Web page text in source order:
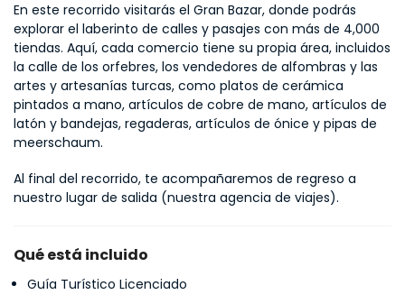
En este recorrido visitarás el Gran Bazar, donde podrás
explorar el laberinto de calles y pasajes con más de 4,000
tiendas. Aquí, cada comercio tiene su propia área, incluidos
la calle de los orfebres, los vendedores de alfombras y las
artes y artesanías turcas, como platos de cerámica
pintados a mano, artículos de cobre de mano, artículos de
latón y bandejas, regaderas, artículos de ónice y pipas de
meerschaum.
Al final del recorrido, te acompañaremos de regreso a
nuestro lugar de salida (nuestra agencia de viajes).
Qué está incluido
Guía Turístico Licenciado